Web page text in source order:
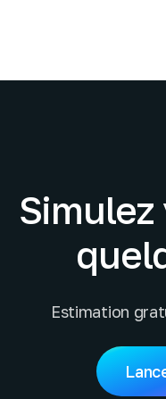
Estimation